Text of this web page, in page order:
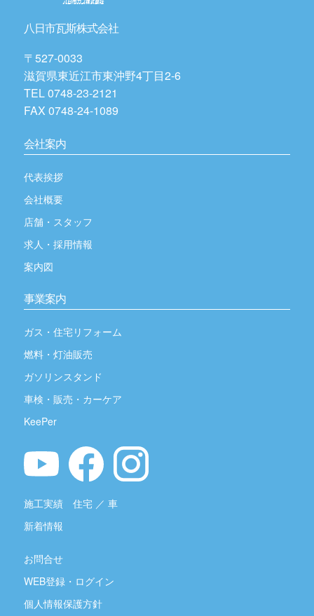
八日市瓦斯株式会社
〒527-0033
滋賀県東近江市東沖野4丁目2-6
TEL 0748-23-2121
FAX 0748-24-1089
会社案内
代表挨拶
会社概要
店舗・スタッフ
求人・採用情報
案内図
事業案内
ガス・住宅リフォーム
燃料・灯油販売
ガソリンスタンド
車検・販売・カーケア
KeePer
施工実績 住宅／ 車
新着情報
お問合せ
WEB登録・ログイン
個人情報保護方針